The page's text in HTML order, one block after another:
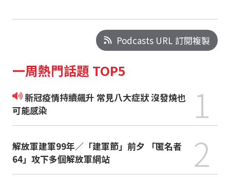
Podcasts URL 訂閱複製
一周熱門話題 TOP5
新冠疫情持續飆升 常見八大症狀 沒發燒也
可能感染
1
解放軍建軍99年／「建軍節」前夕 「匿名者
64」攻下多個解放軍網站
2